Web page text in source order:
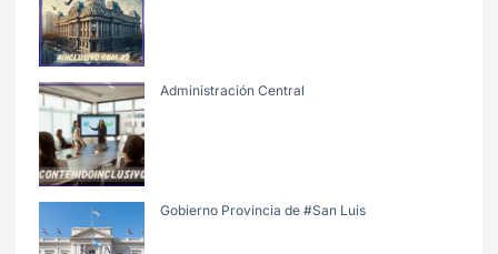
Administración Central
Gobierno Provincia de #San Luis